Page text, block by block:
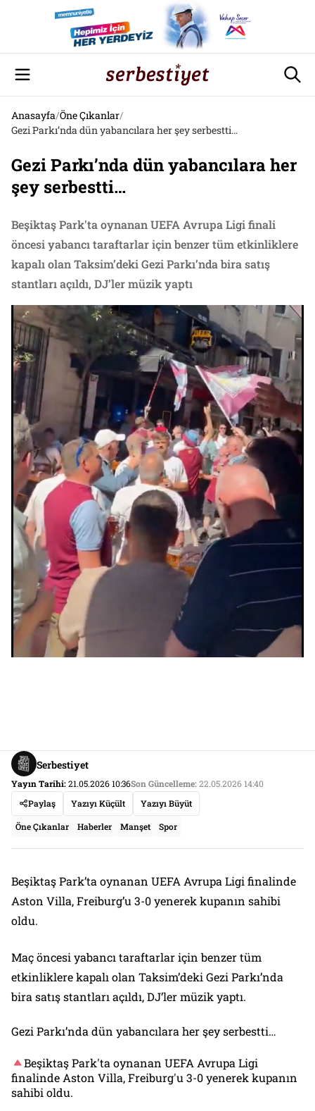
Anasayfa/Öne Çıkanlar/
Gezi Parkı’nda dün yabancılara her şey serbestti…
Gezi Parkı’nda dün yabancılara her
şey serbestti…
Beşiktaş Park'ta oynanan UEFA Avrupa Ligi finali
öncesi yabancı taraftarlar için benzer tüm etkinliklere
kapalı olan Taksim’deki Gezi Parkı’nda bira satış
stantları açıldı, DJ’ler müzik yaptı
Serbestiyet
Yayın Tarihi:21.05.2026 10:36Son Güncelleme:22.05.2026 14:40
Paylaş
Yazıyı Küçült Yazıyı Büyüt
Öne Çıkanlar Haberler Manşet Spor
Beşiktaş Park’ta oynanan UEFA Avrupa Ligi finalinde
Aston Villa, Freiburg’u 3-0 yenerek kupanın sahibi
oldu.
Maç öncesi yabancı taraftarlar için benzer tüm
etkinliklere kapalı olan Taksim’deki Gezi Parkı’nda
bira satış stantları açıldı, DJ’ler müzik yaptı.
Gezi Parkı’nda dün yabancılara her şey serbestti…
Beşiktaş Park'ta oynanan UEFA Avrupa Ligi
finalinde Aston Villa, Freiburg'u 3-0 yenerek kupanın
sahibi oldu.